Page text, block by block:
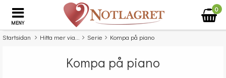
MENY
0
Startsidan Hitta mer via... Serie Kompa på piano
Kompa på piano